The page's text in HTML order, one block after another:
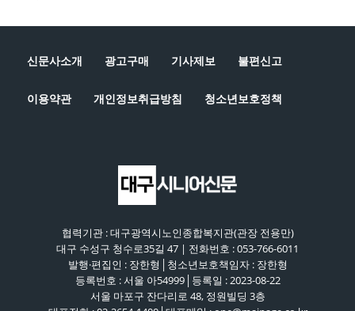
신문사소개 광고구매 기사제보 불편신고
이용약관 개인정보취급방침 청소년보호정책
협력기관 : 대구광역시노인종합복지관(관장 전용만)
대구 수성구 청수로35길 47 | 전화번호 : 053-766-6011
발행·편집인 : 장한형│청소년보호책임자 : 장한형
등록번호 : 서울 아54999│등록일 : 2023-08-22
서울 마포구 잔다리로 48, 정원빌딩 3층